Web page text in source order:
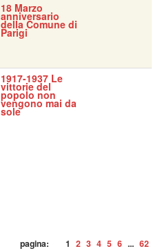
18 Marzo
anniversario
della Comune di
Parigi
1917-1937 Le
vittorie del
popolo non
vengono mai da
sole
pagina: 1 2 3 4 5 6 ... 62